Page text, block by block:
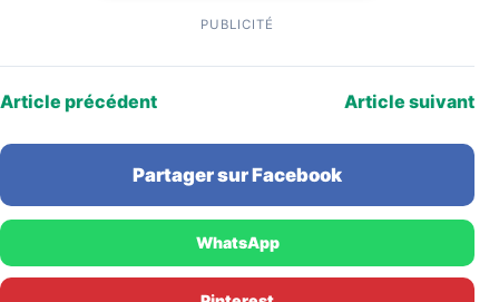
PUBLICITÉ
Article précédent Article suivant
Partager sur Facebook
WhatsApp